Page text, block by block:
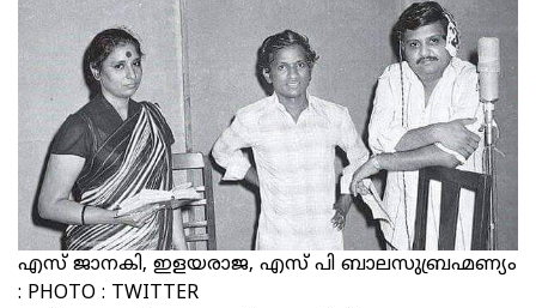
എസ് ജാനകി, ഇളയരാജ, എസ് പി ബാലസുബ്രഹ്മണ്യം
: PHOTO : TWITTER